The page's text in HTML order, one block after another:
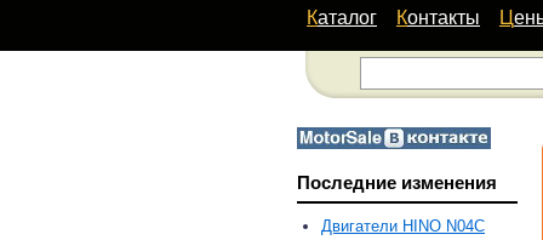
Каталог Контакты
Последние изменения
Двигатели HINO N04C